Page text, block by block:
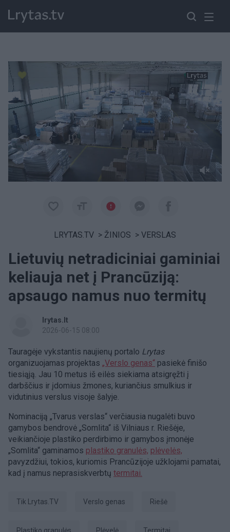
LRYTAS.TV > ŽINIOS > VERSLAS
Lietuvių netradiciniai gaminiai
keliauja net į Prancūziją:
apsaugo namus nuo termitų
lrytas.lt
2026-06-15 08:00
Tauragėje vykstantis naujienų portalo Lrytas
organizuojamas projektas „Verslo genas“ pasiekė finišo
tiesiąją. Jau 10 metus iš eilės siekiama atsigręžti į
darbščius ir įdomius žmones, kuriančius smulkius ir
vidutinius verslus visoje šalyje.
Nominaciją „Tvarus verslas“ verčiausia nugalėti buvo
gamybos bendrovė „Somlita“ iš Vilniaus r. Riešėje,
veikiančioje plastiko perdirbimo ir gamybos įmonėje
„Somlita“ gaminamos plastiko granulės, plėvelės,
pavyzdžiui, tokios, kuriomis Prancūzijoje užklojami pamatai,
kad į namus neprasiskverbtų termitai.
tik Lrytas.TV verslo genas Riešė